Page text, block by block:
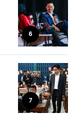
6
7